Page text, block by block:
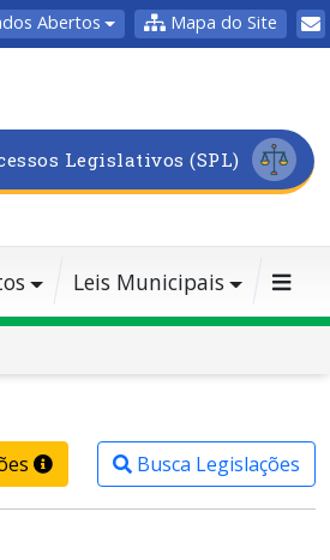
Abertos Mapa do Site
Legislativos (SPL)
Leis Municipais
Busca Legislações